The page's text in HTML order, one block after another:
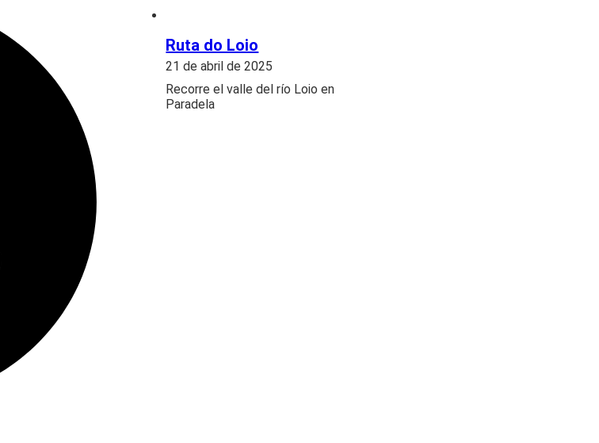
Ruta do Loio
21 de abril de 2025
Recorre el valle del río Loio en
Paradela